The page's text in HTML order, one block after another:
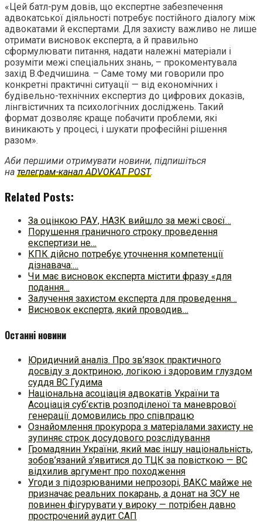
«Цей батл-рум довів, що експертне забезпечення
адвокатської діяльності потребує постійного діалогу між
адвокатами й експертами. Для захисту важливо не лише
отримати висновок експерта, а й правильно
сформулювати питання, надати належні матеріали і
розуміти межі спеціальних знань, – прокоментувала
захід В.Федчишина. – Саме тому ми говорили про
конкретні практичні ситуації — від економічних і
будівельно-технічних експертиз до цифрових доказів,
лінгвістичних та психологічних досліджень. Такий
формат дозволяє краще побачити проблеми, які
виникають у процесі, і шукати професійні рішення
разом».
Аби першими отримувати новини, підпишіться
на телеграм-канал ADVOKAT POST.
Related Posts:
За оцінкою РАУ, НАЗК вийшло за межі своєї…
Порушення граничного строку проведення
експертизи не…
КПК дійсно потребує уточнення компетенції
дізнавача:…
Чи має висновок експерта містити фразу «для
подання…
Залучення захистом експерта для проведення…
Висновок експерта, який проводив…
Останні новини
Юридичний аналіз. Про зв’язок практичного
досвіду з доктриною, логікою і здоровим глуздом
суддя ВС Гудима
Національна асоціація адвокатів України та
Асоціація суб’єктів розподіленої та маневрової
генерації домовились про співпрацю
Ознайомлення прокурора з матеріалами захисту не
зупиняє строк досудового розслідування
Громадянин України, який має іншу національність,
зобов’язаний з’явитися до ТЦК за повісткою — ВС
відхилив аргумент про походження
Угоди з підозрюваними непрозорі, ВАКС майже не
призначає реальних покарань, а донат на ЗСУ не
повинен фігурувати у вироку — потрібен давно
прострочений аудит САП